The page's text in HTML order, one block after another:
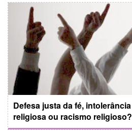
Defesa justa da fé, intolerância
religiosa ou racismo religioso?